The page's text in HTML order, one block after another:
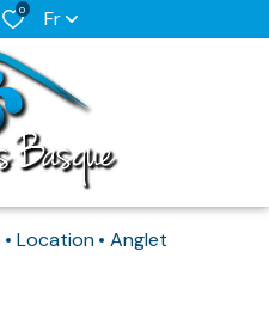
0 Fr
Location
Anglet